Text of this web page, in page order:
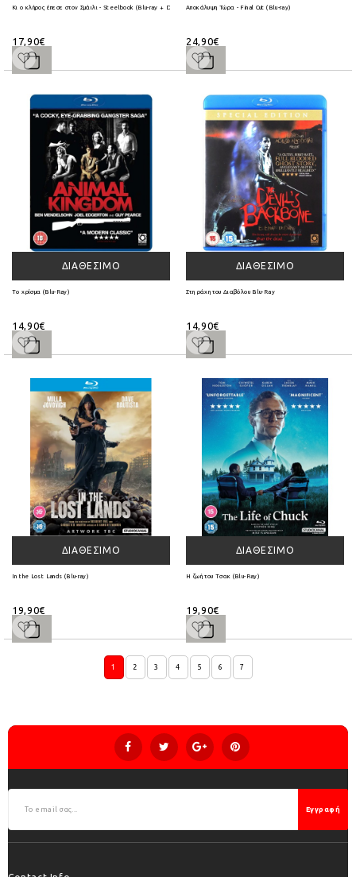
Κι ο κλήρος έπεσε στον Σμάιλι - Steelbook (Blu-ray + DVD)
17,90€
Αποκάλυψη Τώρα - Final Cut (Blu-ray)
24,90€
ΔΙΑΘΈΣΙΜΟ
Το χρίσμα (Blu-Ray)
14,90€
ΔΙΑΘΈΣΙΜΟ
Στη ράχη του Διαβόλου Blu-Ray
14,90€
ΔΙΑΘΈΣΙΜΟ
In the Lost Lands (Blu-ray)
19,90€
ΔΙΑΘΈΣΙΜΟ
Η ζωή του Τσακ (Blu-Ray)
19,90€
1 2 3 4 5 6 7
Εγγραφή